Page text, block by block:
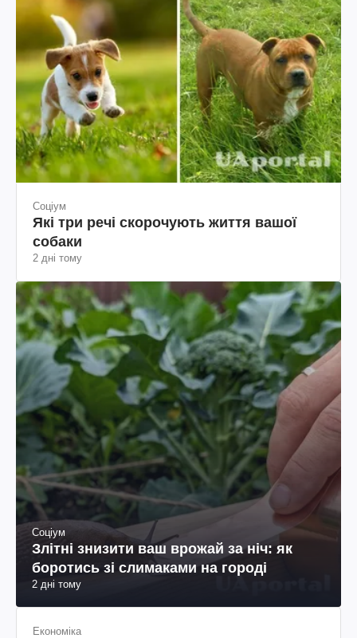
Соціум
Які три речі скорочують життя вашої
собаки
2 дні тому
Соціум
Злітні знизити ваш врожай за ніч: як
боротись зі слимаками на городі
2 дні тому
Економіка